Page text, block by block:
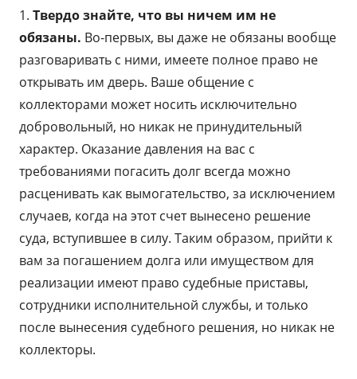
1. Твердо знайте, что вы ничем им не
обязаны. Во-первых, вы даже не обязаны вообще
разговаривать с ними, имеете полное право не
открывать им дверь. Ваше общение с
коллекторами может носить исключительно
добровольный, но никак не принудительный
характер. Оказание давления на вас с
требованиями погасить долг всегда можно
расценивать как вымогательство, за исключением
случаев, когда на этот счет вынесено решение
суда, вступившее в силу. Таким образом, прийти к
вам за погашением долга или имуществом для
реализации имеют право судебные приставы,
сотрудники исполнительной службы, и только
после вынесения судебного решения, но никак не
коллекторы.